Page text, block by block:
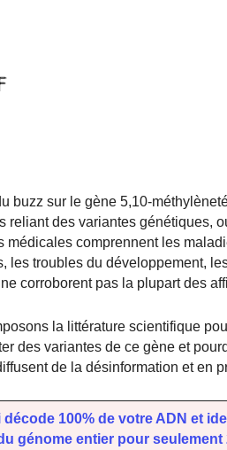
buzz sur le gène 5,10-
reliant des variantes génétiques,
comprennent les
les troubles du développement,
corroborent pas la plupart des
la littérature scientifique
des variantes de ce gène et
de la désinformation et en
100% de votre ADN et
génome entier pour seulement